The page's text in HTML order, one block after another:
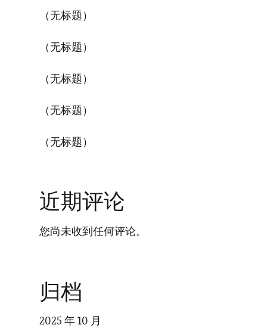
（无标题）
（无标题）
（无标题）
（无标题）
（无标题）
近期评论
您尚未收到任何评论。
归档
2025 年 10 月